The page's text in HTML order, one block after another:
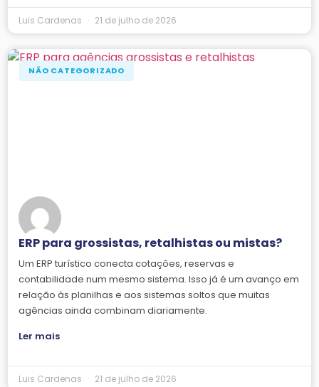
Luis Cardenas 21 de julho de 2026
NÃO CATEGORIZADO
ERP para grossistas, retalhistas ou mistas?
Um ERP turístico conecta cotações, reservas e
contabilidade num mesmo sistema. Isso já é um avanço em
relação às planilhas e aos sistemas soltos que muitas
agências ainda combinam diariamente.
Ler mais
Luis Cardenas 21 de julho de 2026